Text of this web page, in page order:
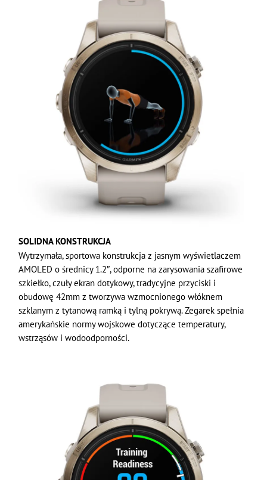
SOLIDNA KONSTRUKCJA
Wytrzymała, sportowa konstrukcja z jasnym wyświetlaczem
AMOLED o średnicy 1.2″, odporne na zarysowania szafirowe
szkiełko, czuły ekran dotykowy, tradycyjne przyciski i
obudowę 42mm z tworzywa wzmocnionego włóknem
szklanym z tytanową ramką i tylną pokrywą. Zegarek spełnia
amerykańskie normy wojskowe dotyczące temperatury,
wstrząsów i wodoodporności.